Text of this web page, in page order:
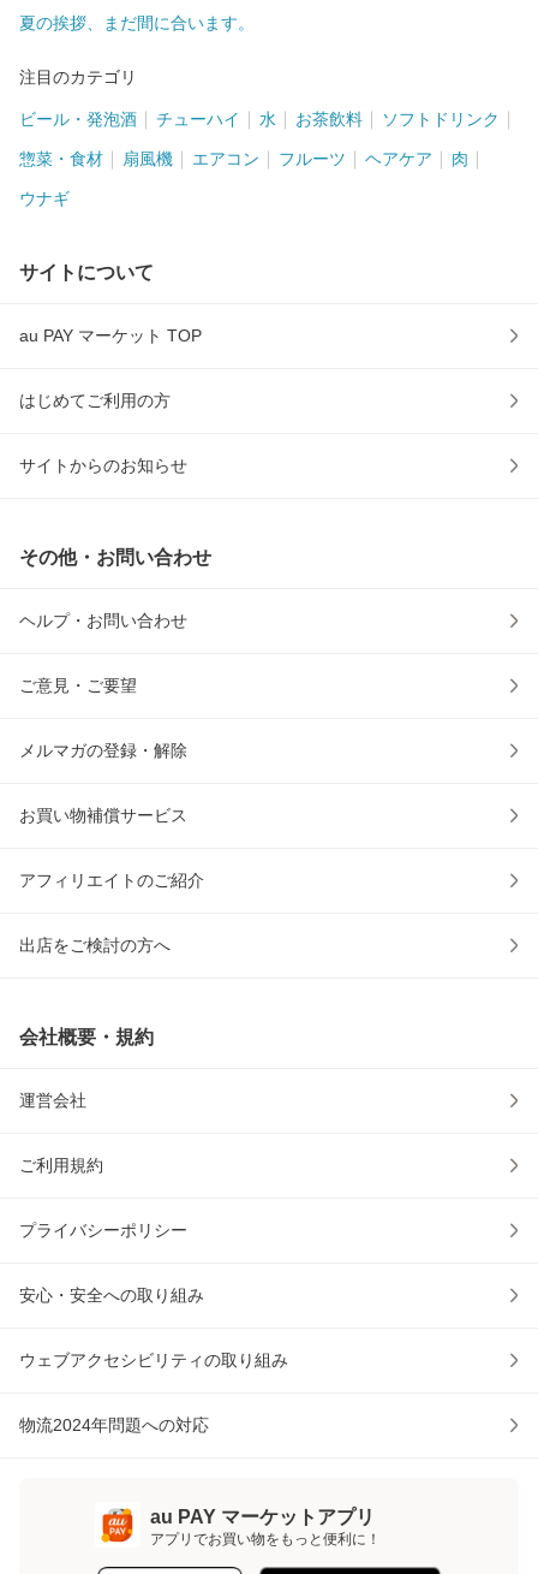
夏の挨拶、まだ間に合います。
注目のカテゴリ
ビール・発泡酒 チューハイ 水 お茶飲料 ソフトドリンク
惣菜・食材 扇風機 エアコン フルーツ ヘアケア 肉
ウナギ
サイトについて
au PAY マーケット TOP
はじめてご利用の方
サイトからのお知らせ
その他・お問い合わせ
ヘルプ・お問い合わせ
ご意見・ご要望
メルマガの登録・解除
お買い物補償サービス
アフィリエイトのご紹介
出店をご検討の方へ
会社概要・規約
運営会社
ご利用規約
プライバシーポリシー
安心・安全への取り組み
ウェブアクセシビリティの取り組み
物流2024年問題への対応
au PAY マーケットアプリ
アプリでお買い物をもっと便利に！